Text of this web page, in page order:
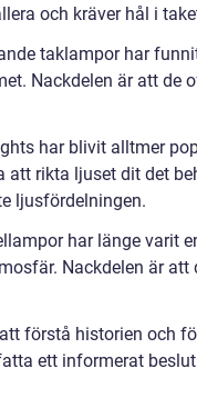
och kräver hål i
taklampor har
Nackdelen är att de
har blivit alltmer
att rikta ljuset dit det
ljusfördelningen.
har länge varit
Nackdelen är
förstå historien och
ett informerat